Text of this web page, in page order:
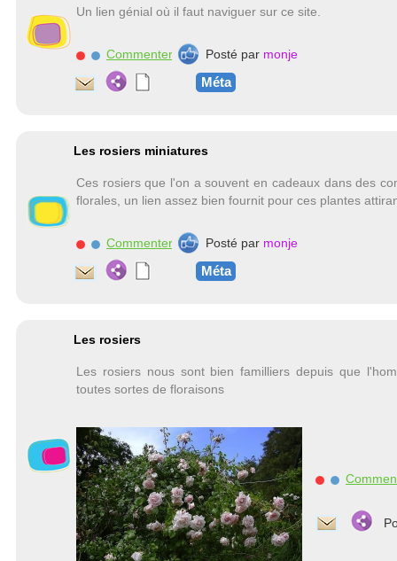
Un lien génial où il faut naviguer sur ce site.
Commenter Posté par monje
Méta
Les rosiers miniatures
Ces rosiers que l'on a souvent en cadeaux dans des
florales, un lien assez bien fournit pour ces plantes
Commenter Posté par monje
Méta
Les rosiers
Les rosiers nous sont bien familliers depuis que
toutes sortes de floraisons